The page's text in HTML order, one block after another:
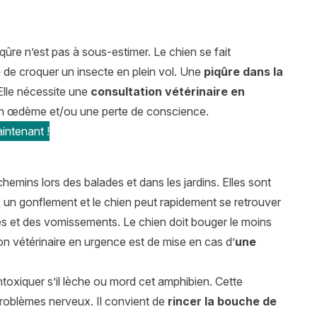
n’est pas à sous-estimer. Le chien se fait
croquer un insecte en plein vol. Une piqûre dans la
nécessite une consultation vétérinaire en
œdème et/ou une perte de conscience.
!
lors des balades et dans les jardins. Elles sont
un gonflement et le chien peut rapidement se retrouver
des vomissements. Le chien doit bouger le moins
vétérinaire en urgence est de mise en cas d’une
s’il lèche ou mord cet amphibien. Cette
nerveux. Il convient de rincer la bouche de